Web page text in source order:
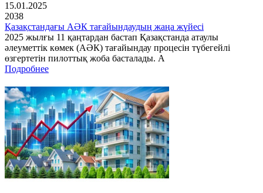
15.01.2025
2038
Қазақстандағы АӘК тағайындаудың жаңа жүйесі
2025 жылғы 11 қаңтардан бастап Қазақстанда атаулы
әлеуметтік көмек (АӘК) тағайындау процесін түбегейлі
өзгертетін пилоттық жоба басталады. А
Подробнее